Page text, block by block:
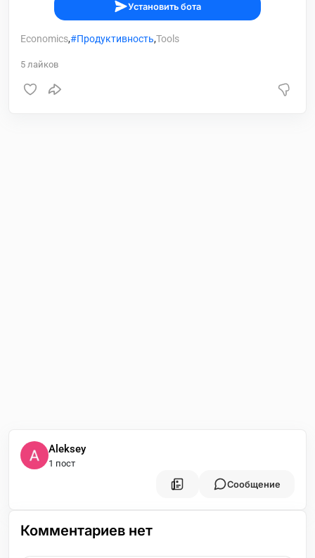
Установить бота
Economics, Продуктивность,Tools
5 лайков
Aleksey
1 пост
Сообщение
Комментариев нет